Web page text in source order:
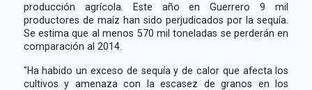
producción agrícola. Este año en Guerrero 9 mil
productores de maíz han sido perjudicados por la sequía.
Se estima que al menos 570 mil toneladas se perderán en
comparación al 2014.
"Ha habido un exceso de sequía y de calor que afecta los
cultivos y amenaza con la escasez de granos en los